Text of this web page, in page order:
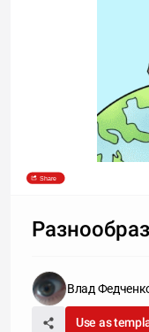
Share
Влад
Use as